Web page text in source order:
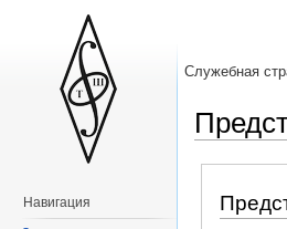
Служебная
Навигация